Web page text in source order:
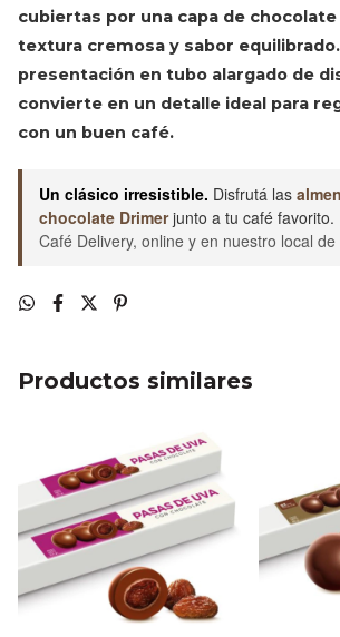
cubiertas por una capa de
textura cremosa y sabor equilibrado.
presentación en tubo alargado de
convierte en un detalle ideal para
con un buen café.
Un clásico irresistible. Disfrutá las
chocolate Drimerjunto a tu café favorito.
Café Delivery, online y en nuestro local de
Productos similares